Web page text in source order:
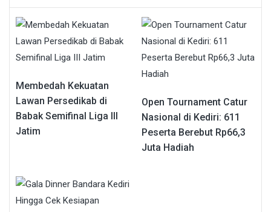
Membedah Kekuatan
Lawan Persedikab di
Babak Semifinal Liga III
Jatim
Open Tournament Catur
Nasional di Kediri: 611
Peserta Berebut Rp66,3
Juta Hadiah